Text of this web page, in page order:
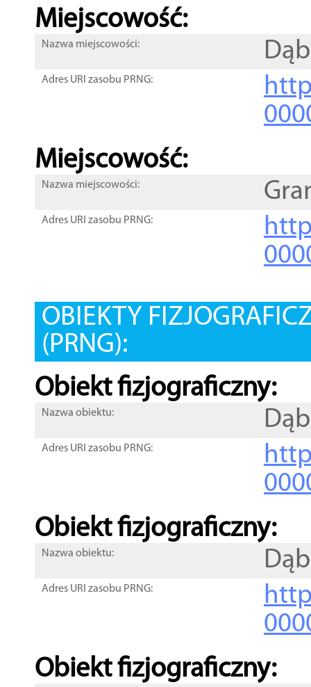
Miejscowość:
Nazwa miejscowości:
Adres URI zasobu PRNG:
Miejscowość:
Nazwa miejscowości:
Adres URI zasobu PRNG:
OBIEKTY
(PRNG):
Obiekt fizjograficzny:
Nazwa obiektu:
Adres URI zasobu PRNG:
Obiekt fizjograficzny:
Nazwa obiektu:
Adres URI zasobu PRNG:
Obiekt fizjograficzny: